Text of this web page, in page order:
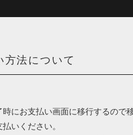
方法について
時にお支払い画面に移行するので
いください。